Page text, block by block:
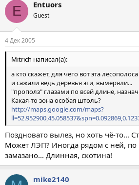
E Entuors
Guest
4 Дек 2005
Mitrich написал(а):
а кто скажет, для чего вот эта
и сажали ведь деревья эти, вымеряли...
"прополз" глазами по всей длине,
Какая-то зона особая штоль?
http://maps.google.com/maps?
Поздновато вылез, но хоть чё-то...
Может ЛЭП? Иногда рядом с ней, по
замазано... Длинная, скотина!
mike2140